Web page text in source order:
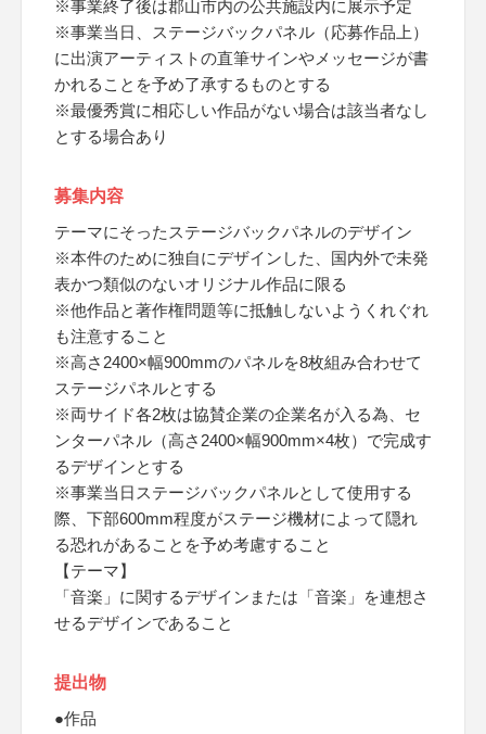
※事業終了後は郡山市内の公共施設内に展示予定
※事業当日、ステージバックパネル（応募作品上）
に出演アーティストの直筆サインやメッセージが書
かれることを予め了承するものとする
※最優秀賞に相応しい作品がない場合は該当者なし
とする場合あり
募集内容
テーマにそったステージバックパネルのデザイン
※本件のために独自にデザインした、国内外で未発
表かつ類似のないオリジナル作品に限る
※他作品と著作権問題等に抵触しないようくれぐれ
も注意すること
※高さ2400×幅900mmのパネルを8枚組み合わせて
ステージパネルとする
※両サイド各2枚は協賛企業の企業名が入る為、セ
ンターパネル（高さ2400×幅900mm×4枚）で完成す
るデザインとする
※事業当日ステージバックパネルとして使用する
際、下部600mm程度がステージ機材によって隠れ
る恐れがあることを予め考慮すること
【テーマ】
「音楽」に関するデザインまたは「音楽」を連想さ
せるデザインであること
提出物
●作品